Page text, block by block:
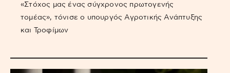
«Στόχος μας ένας σύγχρονος πρωτογενής
τομέας», τόνισε ο υπουργός Αγροτικής Ανάπτυξης
και Τροφίμων